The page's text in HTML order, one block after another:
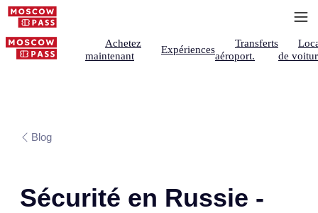
Achetez
maintenant
Expériences
Transferts
aéroport.
de
Blog
Sécurité en Russie -